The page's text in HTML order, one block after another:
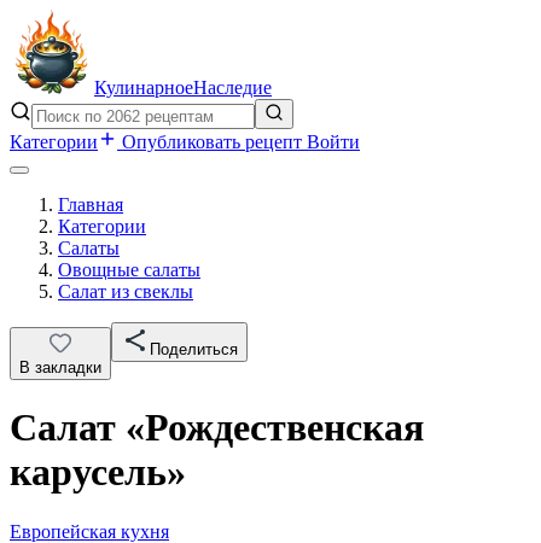
КулинарноеНаследие
Категории Опубликовать рецепт Войти
Главная
Категории
Салаты
Овощные салаты
Салат из свеклы
В закладки
Поделиться
Салат «Рождественская
карусель»
Европейская кухня